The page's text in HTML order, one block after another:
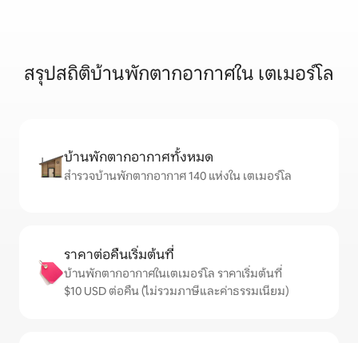
สรุปสถิติบ้านพักตากอากาศใน เตเมอร์โล
บ้านพักตากอากาศทั้งหมด
สำรวจบ้านพักตากอากาศ 140 แห่งใน เตเมอร์โล
ราคาต่อคืนเริ่มต้นที่
บ้านพักตากอากาศในเตเมอร์โล ราคาเริ่มต้นที่
$10 USD ต่อคืน (ไม่รวมภาษีและค่าธรรมเนียม)